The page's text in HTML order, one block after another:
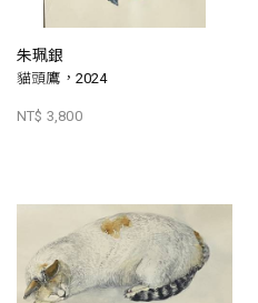
朱珮銀
貓頭鷹，2024
NT$ 3,800